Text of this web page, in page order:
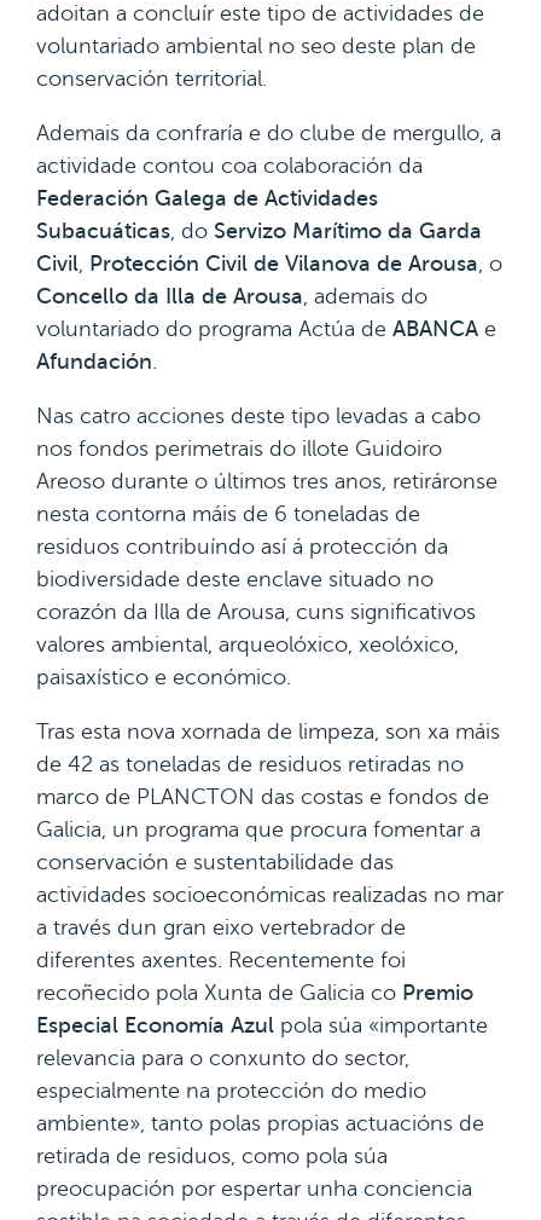
adoitan a concluír este tipo de actividades de
voluntariado ambiental no seo deste plan de
conservación territorial.
Ademais da confraría e do clube de mergullo, a
actividade contou coa colaboración da
Federación Galega de Actividades
Subacuáticas, do Servizo Marítimo da Garda
Civil, Protección Civil de Vilanova de Arousa, o
Concello da Illa de Arousa, ademais do
voluntariado do programa Actúa de ABANCA e
Afundación.
Nas catro acciones deste tipo levadas a cabo
nos fondos perimetrais do illote Guidoiro
Areoso durante o últimos tres anos, retiráronse
nesta contorna máis de 6 toneladas de
residuos contribuíndo así á protección da
biodiversidade deste enclave situado no
corazón da Illa de Arousa, cuns significativos
valores ambiental, arqueolóxico, xeolóxico,
paisaxístico e económico.
Tras esta nova xornada de limpeza, son xa máis
de 42 as toneladas de residuos retiradas no
marco de PLANCTON das costas e fondos de
Galicia, un programa que procura fomentar a
conservación e sustentabilidade das
actividades socioeconómicas realizadas no mar
a través dun gran eixo vertebrador de
diferentes axentes. Recentemente foi
recoñecido pola Xunta de Galicia co Premio
Especial Economía Azul pola súa «importante
relevancia para o conxunto do sector,
especialmente na protección do medio
ambiente», tanto polas propias actuacións de
retirada de residuos, como pola súa
preocupación por espertar unha conciencia